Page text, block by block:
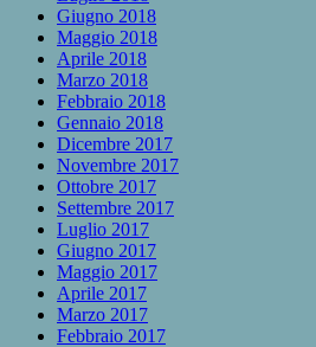
Giugno 2018
Maggio 2018
Aprile 2018
Marzo 2018
Febbraio 2018
Gennaio 2018
Dicembre 2017
Novembre 2017
Ottobre 2017
Settembre 2017
Luglio 2017
Giugno 2017
Maggio 2017
Aprile 2017
Marzo 2017
Febbraio 2017